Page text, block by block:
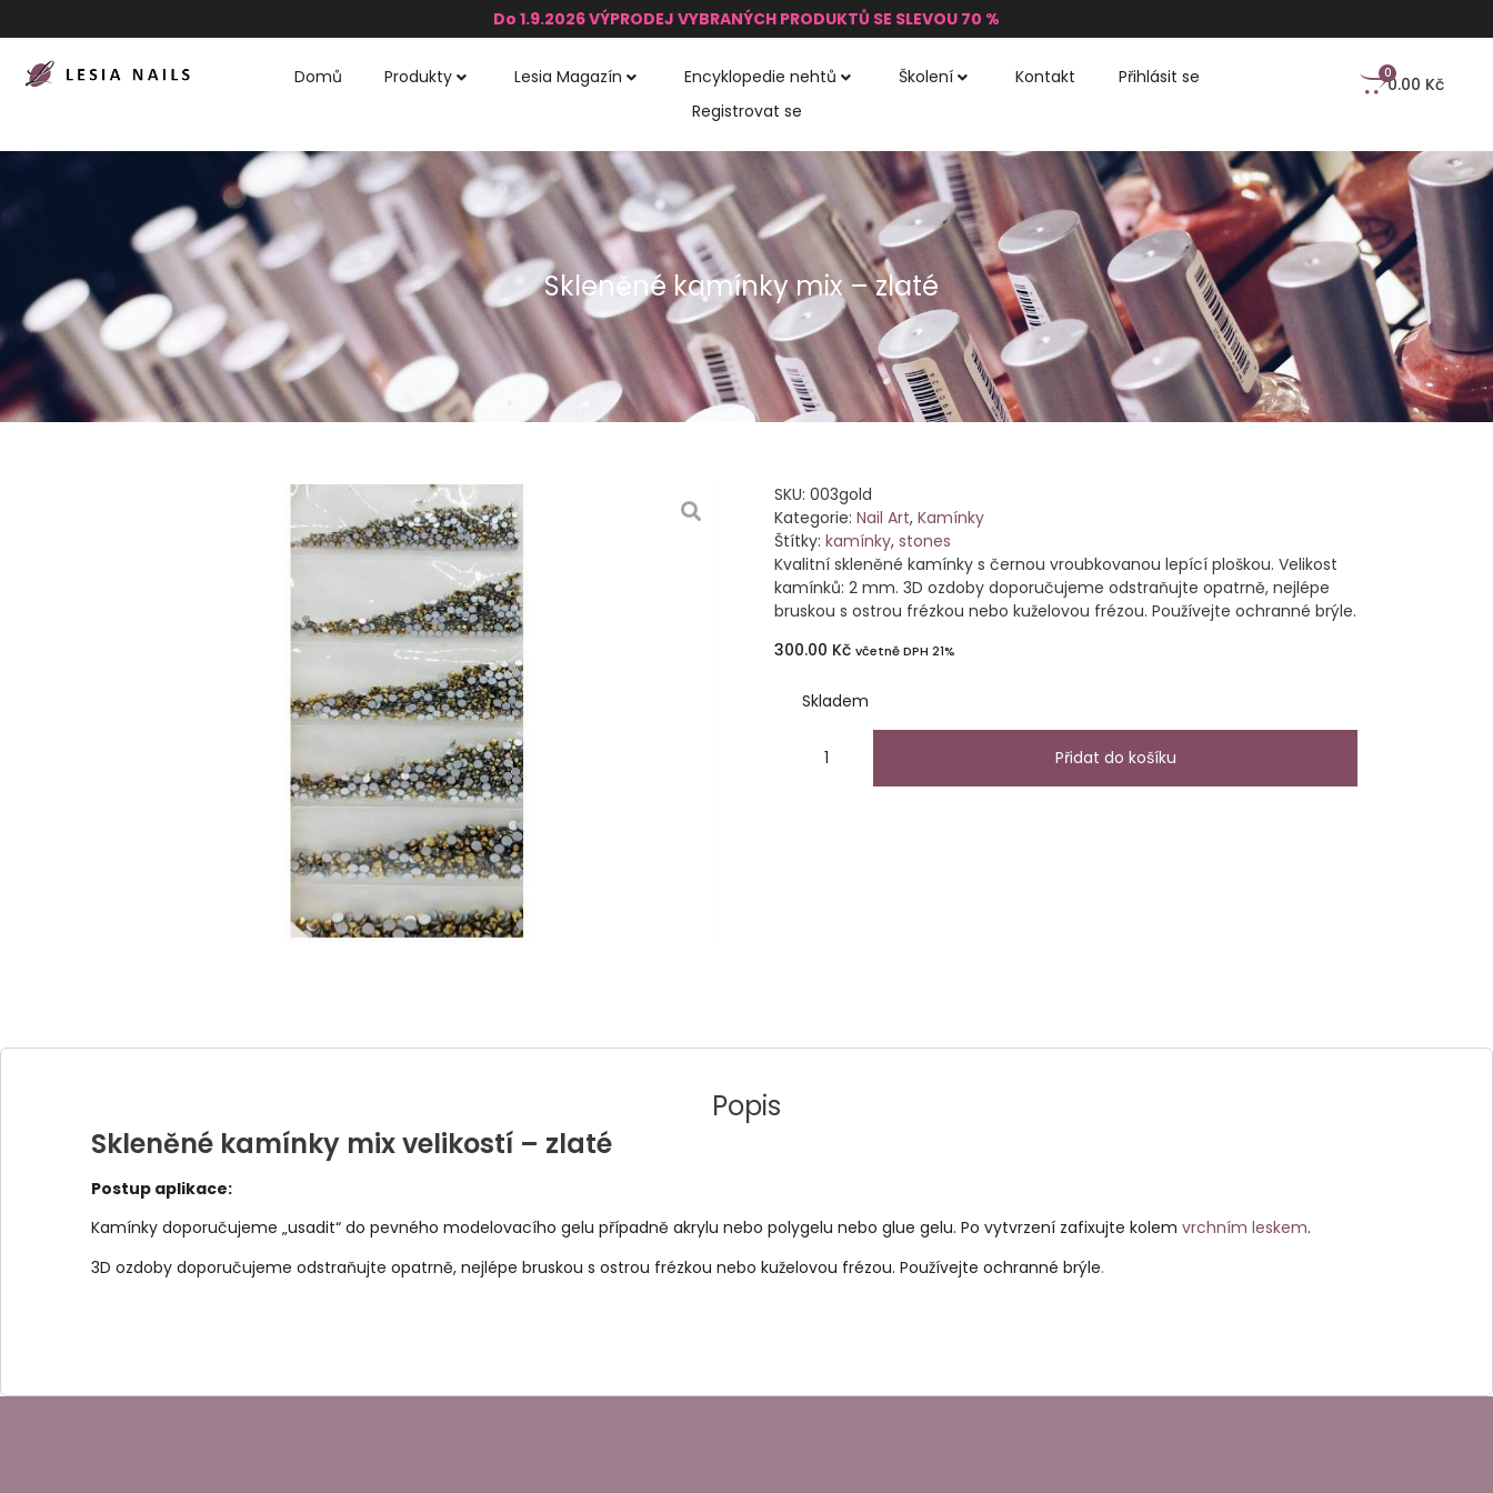
Do 1.9.2026 VÝPRODEJ VYBRANÝCH PRODUKTŮ SE SLEVOU 70 %
0.00 Kč
0
Domů Produkty Lesia Magazín Encyklopedie nehtů Školení Kontakt
Přihlásit se
Registrovat se
Skleněné kamínky mix – zlaté
SKU: 003gold
Kategorie: Nail Art, Kamínky
Štítky: kamínky, stones
Kvalitní skleněné kamínky s černou vroubkovanou lepící ploškou. Velikost
kamínků: 2 mm. 3D ozdoby doporučujeme odstraňujte opatrně, nejlépe
bruskou s ostrou frézkou nebo kuželovou frézou. Používejte ochranné brýle.
300.00 Kč včetně DPH 21%
Skladem
Přidat do košíku
Popis
Skleněné kamínky mix velikostí – zlaté
Postup aplikace:
Kamínky doporučujeme „usadit“ do pevného modelovacího gelu případně akrylu nebo polygelu nebo glue gelu. Po vytvrzení zafixujte kolem vrchním leskem.
3D ozdoby doporučujeme odstraňujte opatrně, nejlépe bruskou s ostrou frézkou nebo kuželovou frézou. Používejte ochranné brýle.